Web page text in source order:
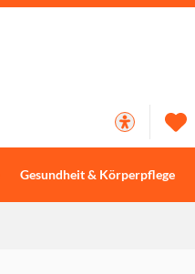
Gesundheit & Körperpflege